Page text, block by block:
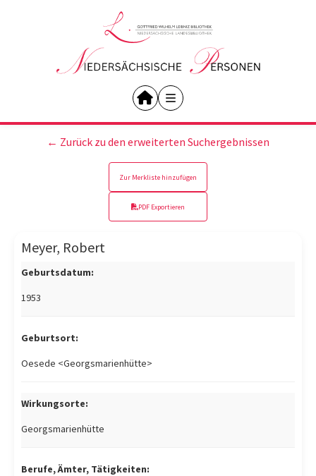
← Zurück zu den erweiterten Suchergebnissen
Zur Merkliste hinzufügen
PDF Exportieren
Meyer, Robert
Geburtsdatum:
1953
Geburtsort:
Oesede <Georgsmarienhütte>
Wirkungsorte:
Georgsmarienhütte
Berufe, Ämter, Tätigkeiten: